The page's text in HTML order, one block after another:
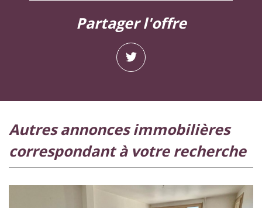
partager l'offre
autres annonces immobilières
correspondant à votre recherche